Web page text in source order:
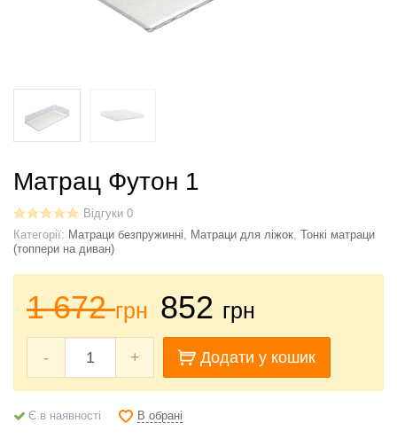
Матрац Футон 1
Відгуки 0
Категорії: Матраци безпружинні, Матраци для ліжок,
Тонкі матраци
(топпери на диван)
1 672грн 852 грн
- + Додати у кошик
Є в наявності В обрані